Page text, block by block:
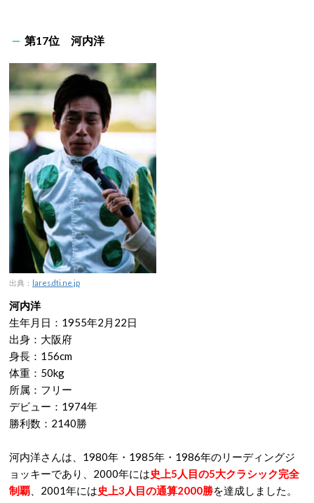
第17位 河内洋
出典： lares.dti.ne.jp
河内洋
生年月日：1955年2月22日
出身：大阪府
身長：156cm
体重：50kg
所属：フリー
デビュー：1974年
勝利数：2140勝
河内洋さんは、1980年・1985年・1986年のリーディングジ
ョッキーであり、2000年には史上5人目の5大クラシック完全
制覇 、2001年には史上3人目の通算2000勝を達成しました。